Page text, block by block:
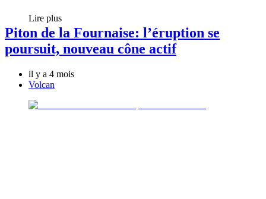
Lire plus
Piton de la Fournaise: l’éruption se
poursuit, nouveau cône actif
il y a 4 mois
Volcan